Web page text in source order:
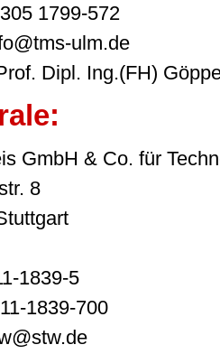
1799-572
ulm.de
Dipl. Ing.(FH)
GmbH & Co. für
8
1839-5
1839-700